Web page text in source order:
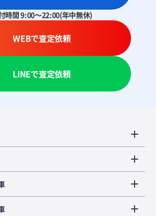
時間 9:00～22:00(年中無休)
WEBで査定依頼
LINEで査定依頼